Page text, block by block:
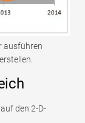
ausführen
den 2-D-